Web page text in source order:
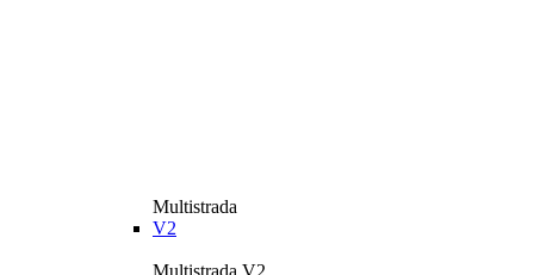
Multistrada
V2
Multistrada V2